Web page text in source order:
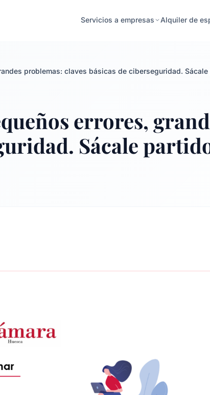
Servicios a empresas Alquiler de
problemas: claves básicas de ciberseguridad.
errores,
Sácale